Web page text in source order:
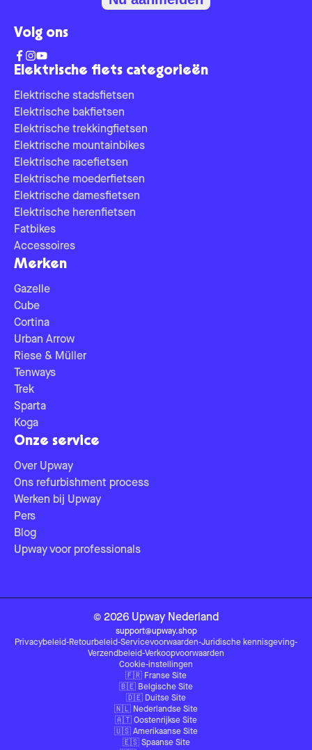
Elektrische fiets categorieën
Elektrische stadsfietsen
Elektrische bakfietsen
Elektrische trekkingfietsen
Elektrische mountainbikes
Elektrische racefietsen
Elektrische moederfietsen
Elektrische damesfietsen
Elektrische herenfietsen
Fatbikes
Accessoires
Merken
Gazelle
Cube
Cortina
Urban Arrow
Riese & Müller
Tenways
Trek
Sparta
Koga
Onze service
Over Upway
Ons refurbishment process
Werken bij Upway
Pers
Blog
Upway voor professionals
Volg ons
© 2026 Upway Nederland
support@upway.shop
Privacybeleid-Retourbeleid-Servicevoorwaarden-Juridische kennisgeving-
Verzendbeleid-Verkoopvoorwaarden
Cookie-instellingen
🇫🇷 Franse Site
🇧🇪 Belgische Site
🇩🇪 Duitse Site
🇳🇱 Nederlandse Site
🇦🇹 Oostenrijkse Site
🇺🇸 Amerikaanse Site
🇪🇸 Spaanse Site